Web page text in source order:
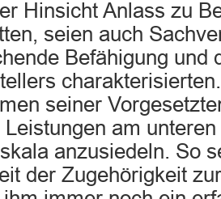
Hinsicht Anlass zu
seien auch
Befähigung und
seiner
am
anzusiedeln. So
der Zugehörigkeit